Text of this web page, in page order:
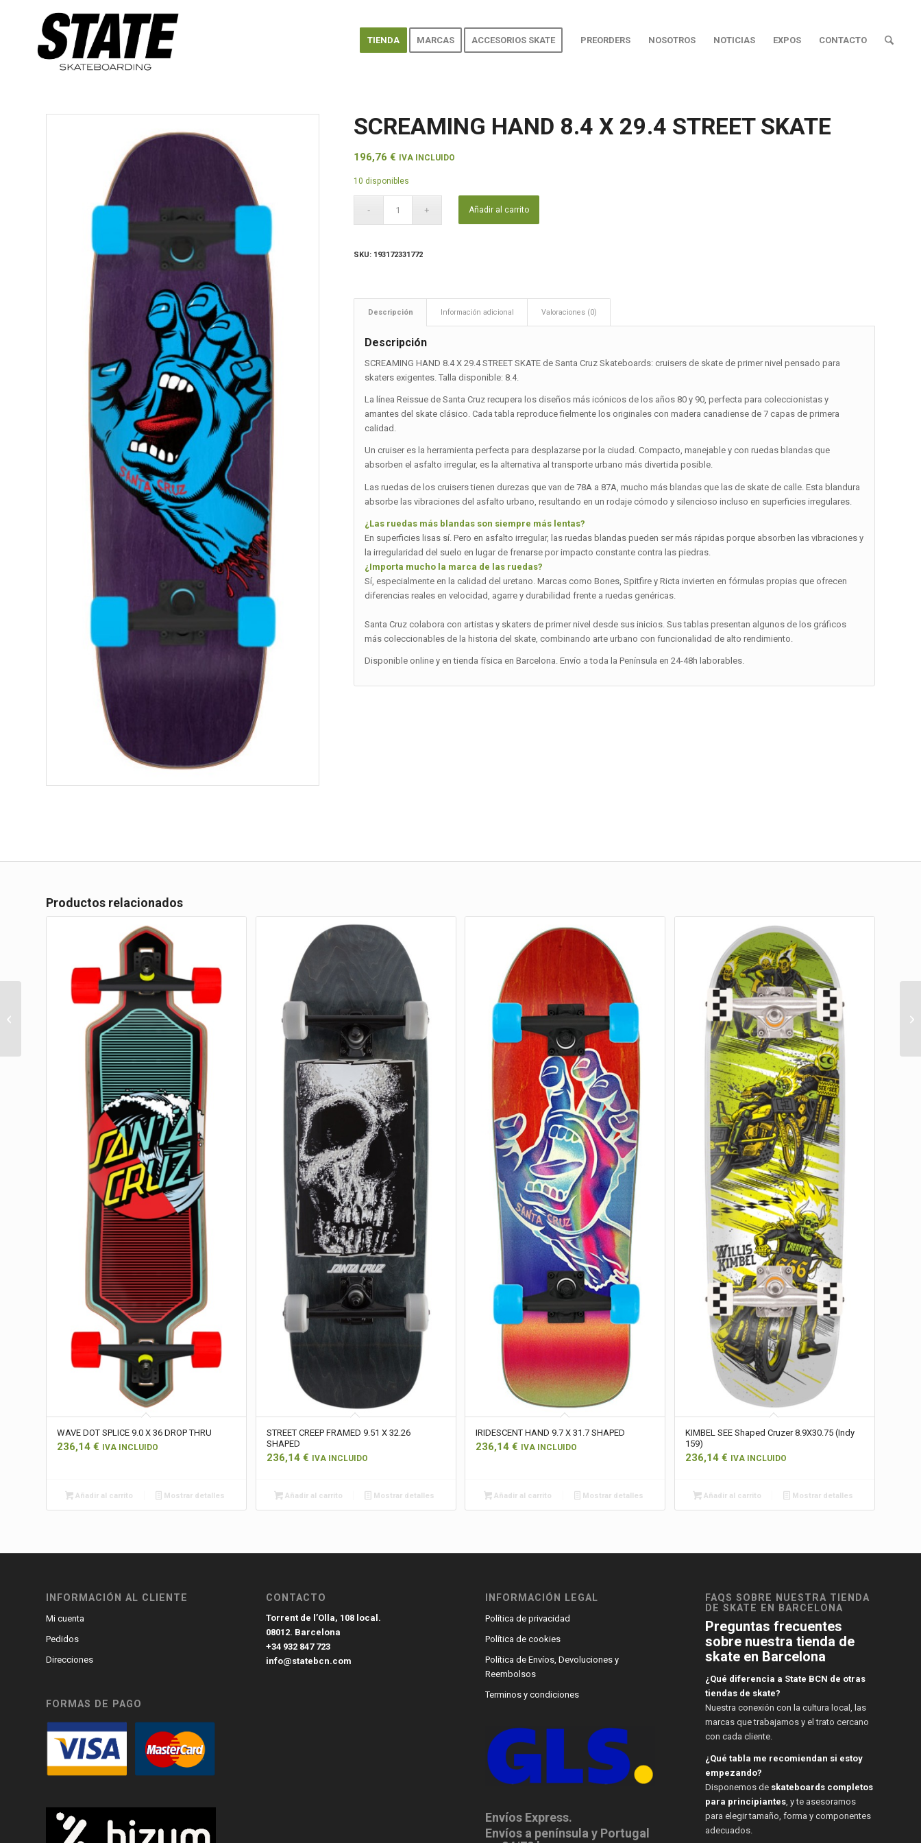
TIENDA MARCAS ACCESORIOS SKATE PREORDERS NOSOTROS NOTICIAS EXPOS CONTACTO
SCREAMING HAND 8.4 X 29.4 STREET SKATE
196,76€ IVA INCLUIDO
10 disponibles
Añadir al carrito
SKU: 193172331772
Descripción Información adicional Valoraciones (0)
Descripción
SCREAMING HAND 8.4 X 29.4 STREET SKATE de Santa Cruz Skateboards: cruisers de skate de primer nivel pensado para
skaters exigentes. Talla disponible: 8.4.
La línea Reissue de Santa Cruz recupera los diseños más icónicos de los años 80 y 90, perfecta para coleccionistas y
amantes del skate clásico. Cada tabla reproduce fielmente los originales con madera canadiense de 7 capas de primera
calidad.
Un cruiser es la herramienta perfecta para desplazarse por la ciudad. Compacto, manejable y con ruedas blandas que
absorben el asfalto irregular, es la alternativa al transporte urbano más divertida posible.
Las ruedas de los cruisers tienen durezas que van de 78A a 87A, mucho más blandas que las de skate de calle. Esta blandura
absorbe las vibraciones del asfalto urbano, resultando en un rodaje cómodo y silencioso incluso en superficies irregulares.
¿Las ruedas más blandas son siempre más lentas?
En superficies lisas sí. Pero en asfalto irregular, las ruedas blandas pueden ser más rápidas porque absorben las vibraciones y
la irregularidad del suelo en lugar de frenarse por impacto constante contra las piedras.
¿Importa mucho la marca de las ruedas?
Sí, especialmente en la calidad del uretano. Marcas como Bones, Spitfire y Ricta invierten en fórmulas propias que ofrecen
diferencias reales en velocidad, agarre y durabilidad frente a ruedas genéricas.
Santa Cruz colabora con artistas y skaters de primer nivel desde sus inicios. Sus tablas presentan algunos de los gráficos
más coleccionables de la historia del skate, combinando arte urbano con funcionalidad de alto rendimiento.
Disponible online y en tienda física en Barcelona. Envío a toda la Península en 24-48h laborables.
Productos relacionados
WAVE DOT SPLICE 9.0 X 36 DROP THRU
236,14 € IVA INCLUIDO
Añadir al carrito Mostrar detalles
STREET CREEP FRAMED 9.51 X 32.26
SHAPED
236,14 € IVA INCLUIDO
Añadir al carrito Mostrar detalles
IRIDESCENT HAND 9.7 X 31.7 SHAPED
236,14€ IVA INCLUIDO
Añadir al carrito Mostrar detalles
KIMBEL SEE Shaped Cruzer 8.9X30.75 (Indy
159)
236,14 € IVA INCLUIDO
Añadir al carrito Mostrar detalles
INFORMACIÓN AL CLIENTE
Mi cuenta
Pedidos
Direcciones
FORMAS DE PAGO
CONTACTO
Torrent de l’Olla, 108 local.
08012. Barcelona
+34 932 847 723
info@statebcn.com
INFORMACIÓN LEGAL
Política de privacidad
Política de cookies
Política de Envíos, Devoluciones y
Reembolsos
Terminos y condiciones
Envíos Express.
Envíos a península y Portugal
FAQS SOBRE NUESTRA TIENDA
DE SKATE EN BARCELONA
Preguntas frecuentes
sobre nuestra tienda de
skate en Barcelona
¿Qué diferencia a State BCN de otras
tiendas de skate?
Nuestra conexión con la cultura local, las
marcas que trabajamos y el trato cercano
con cada cliente.
¿Qué tabla me recomiendan si estoy
empezando?
Disponemos de skateboards completos
para principiantes, y te asesoramos
para elegir tamaño, forma y componentes
adecuados.
EVERSLICK 8.25 X 31.8